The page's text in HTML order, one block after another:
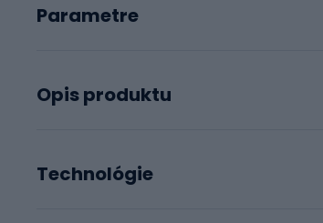
Parametre
Opis produktu
Technológie